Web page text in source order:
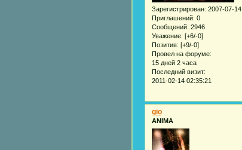
Зарегистрирован: 2007-07-14
Приглашений: 0
Сообщений: 2946
Уважение: [+6/-0]
Позитив: [+9/-0]
Провел на форуме:
15 дней 2 часа
Последний визит:
2011-02-14 02:35:21
gio
ANIMA